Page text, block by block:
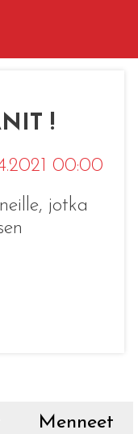
!
00:00
jotka
Menneet